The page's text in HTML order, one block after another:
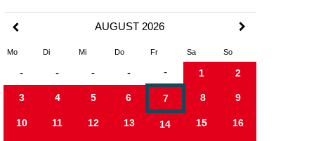
AUGUST 2026
Mo Di Mi Do Fr Sa So
- - - - - 1 2
3 4 5 6 7 8 9
10 11 12 13 14 15 16